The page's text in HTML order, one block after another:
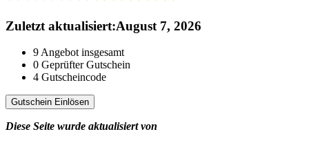
Zuletzt aktualisiert:August 7, 2026
9 Angebot insgesamt
0 Geprüfter Gutschein
4 Gutscheincode
Gutschein Einlösen
Diese Seite wurde aktualisiert von